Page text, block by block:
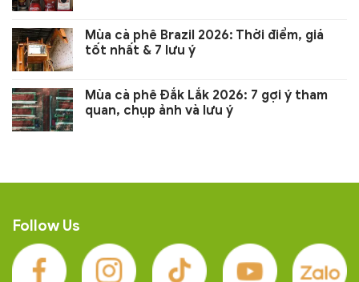
Mùa cà phê Brazil 2026: Thời điểm, giá
tốt nhất & 7 lưu ý
Mùa cà phê Đắk Lắk 2026: 7 gợi ý tham
quan, chụp ảnh và lưu ý
Follow Us